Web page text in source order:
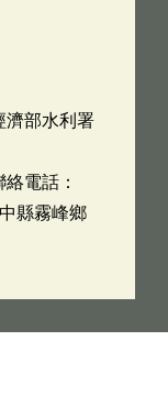
濟部水利署
電話：
縣霧峰鄉